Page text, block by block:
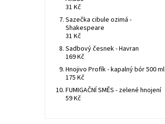
31 Kč
Sazečka cibule ozimá -
Shakespeare
31 Kč
Sadbový česnek - Havran
169 Kč
Hnojivo Profík - kapalný bór 500 ml
175 Kč
FUMIGAČNÍ SMĚS - zelené hnojení
59 Kč